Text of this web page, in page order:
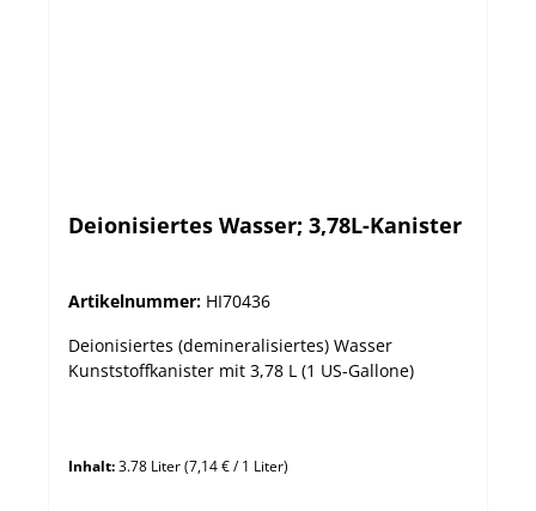
Deionisiertes Wasser; 3,78L-Kanister
Artikelnummer: HI70436
Deionisiertes (demineralisiertes) Wasser
Kunststoffkanister mit 3,78 L (1 US-Gallone)
Inhalt:3.78 Liter(7,14 € / 1 Liter)